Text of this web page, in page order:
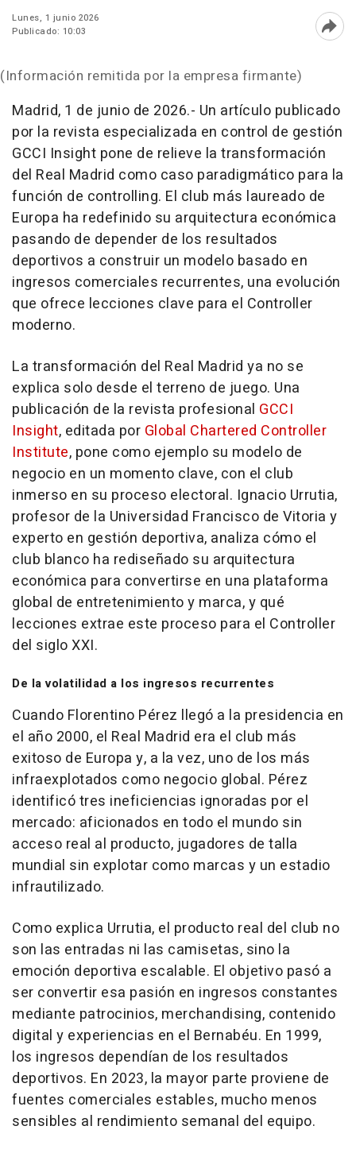
Lunes, 1 junio 2026
Publicado: 10:03
(Información remitida por la empresa firmante)
Madrid, 1 de junio de 2026.- Un artículo publicado
por la revista especializada en control de gestión
GCCI Insight pone de relieve la transformación
del Real Madrid como caso paradigmático para la
función de controlling. El club más laureado de
Europa ha redefinido su arquitectura económica
pasando de depender de los resultados
deportivos a construir un modelo basado en
ingresos comerciales recurrentes, una evolución
que ofrece lecciones clave para el Controller
moderno.
La transformación del Real Madrid ya no se
explica solo desde el terreno de juego. Una
publicación de la revista profesional GCCI
Insight, editada por Global Chartered Controller
Institute, pone como ejemplo su modelo de
negocio en un momento clave, con el club
inmerso en su proceso electoral. Ignacio Urrutia,
profesor de la Universidad Francisco de Vitoria y
experto en gestión deportiva, analiza cómo el
club blanco ha rediseñado su arquitectura
económica para convertirse en una plataforma
global de entretenimiento y marca, y qué
lecciones extrae este proceso para el Controller
del siglo XXI.
De la volatilidad a los ingresos recurrentes
Cuando Florentino Pérez llegó a la presidencia en
el año 2000, el Real Madrid era el club más
exitoso de Europa y, a la vez, uno de los más
infraexplotados como negocio global. Pérez
identificó tres ineficiencias ignoradas por el
mercado: aficionados en todo el mundo sin
acceso real al producto, jugadores de talla
mundial sin explotar como marcas y un estadio
infrautilizado.
Como explica Urrutia, el producto real del club no
son las entradas ni las camisetas, sino la
emoción deportiva escalable. El objetivo pasó a
ser convertir esa pasión en ingresos constantes
mediante patrocinios, merchandising, contenido
digital y experiencias en el Bernabéu. En 1999,
los ingresos dependían de los resultados
deportivos. En 2023, la mayor parte proviene de
fuentes comerciales estables, mucho menos
sensibles al rendimiento semanal del equipo.